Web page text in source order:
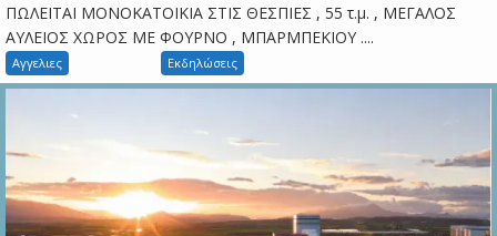
ΠΩΛΕΙΤΑΙ ΜΟΝΟΚΑΤΟΙΚΙΑ ΣΤΙΣ ΘΕΣΠΙΕΣ , 55 τ.μ. , ΜΕΓΑΛΟΣ
ΑΥΛΕΙΟΣ ΧΩΡΟΣ ΜΕ ΦΟΥΡΝΟ , ΜΠΑΡΜΠΕΚΙΟΥ ....
Αγγελιες Εκδηλώσεις